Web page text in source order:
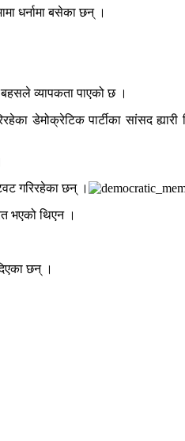
धर्नामा बसेका छन् ।
बहसले व्यापकता पाएको छ ।
डेमोक्रेटिक पार्टीका सांसद
गरिरहेका छन् ।
भएको थिएन ।
छन् ।